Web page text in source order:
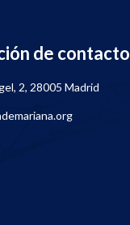
de contacto
2, 28005 Madrid